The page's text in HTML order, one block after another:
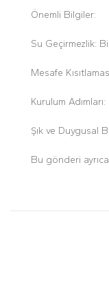
Önemli Bilgiler:
Su Geçirmezlik:
Mesafe
Kurulum
Şık ve Duygusal
Bu gönderi